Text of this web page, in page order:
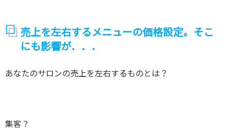
売上を左右するメニューの価格設定。そこ
にも影響が．．．
あなたのサロンの売上を左右するものとは？
集客？